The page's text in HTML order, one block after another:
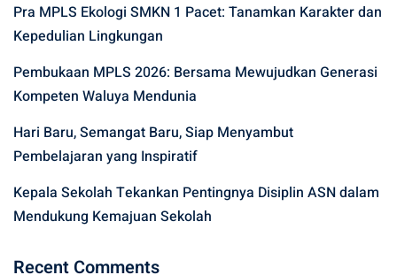
Pra MPLS Ekologi SMKN 1 Pacet: Tanamkan Karakter dan
Kepedulian Lingkungan
Pembukaan MPLS 2026: Bersama Mewujudkan Generasi
Kompeten Waluya Mendunia
Hari Baru, Semangat Baru, Siap Menyambut
Pembelajaran yang Inspiratif
Kepala Sekolah Tekankan Pentingnya Disiplin ASN dalam
Mendukung Kemajuan Sekolah
Recent Comments